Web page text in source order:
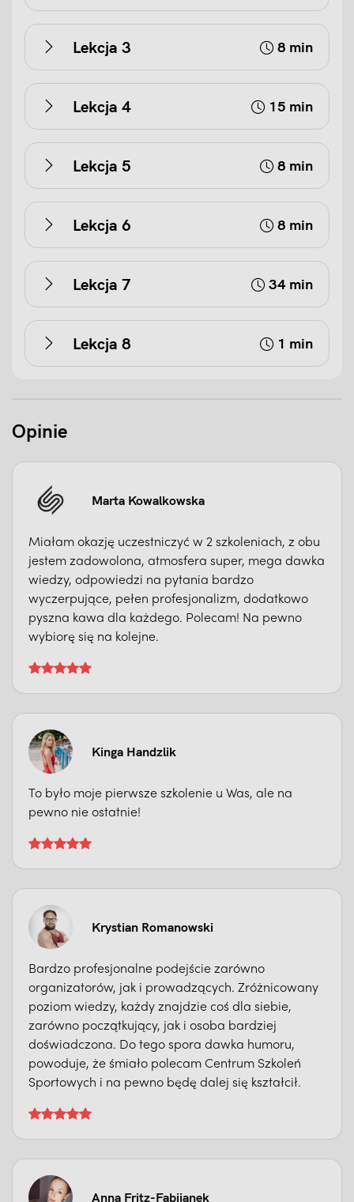
Lekcja 3 8 min
Lekcja 4 15 min
Lekcja 5 8 min
Lekcja 6 8 min
Lekcja 7 34 min
Lekcja 8 1 min
Opinie
Marta Kowalkowska
Miałam okazję uczestniczyć w 2 szkoleniach, z obu
jestem zadowolona, atmosfera super, mega dawka
wiedzy, odpowiedzi na pytania bardzo
wyczerpujące, pełen profesjonalizm, dodatkowo
pyszna kawa dla każdego. Polecam! Na pewno
wybiorę się na kolejne.
Kinga Handzlik
To było moje pierwsze szkolenie u Was, ale na
pewno nie ostatnie!
Krystian Romanowski
Bardzo profesjonalne podejście zarówno
organizatorów, jak i prowadzących. Zróżnicowany
poziom wiedzy, każdy znajdzie coś dla siebie,
zarówno początkujący, jak i osoba bardziej
doświadczona. Do tego spora dawka humoru,
powoduje, że śmiało polecam Centrum Szkoleń
Sportowych i na pewno będę dalej się kształcił.
Anna Fritz-Fabijanek